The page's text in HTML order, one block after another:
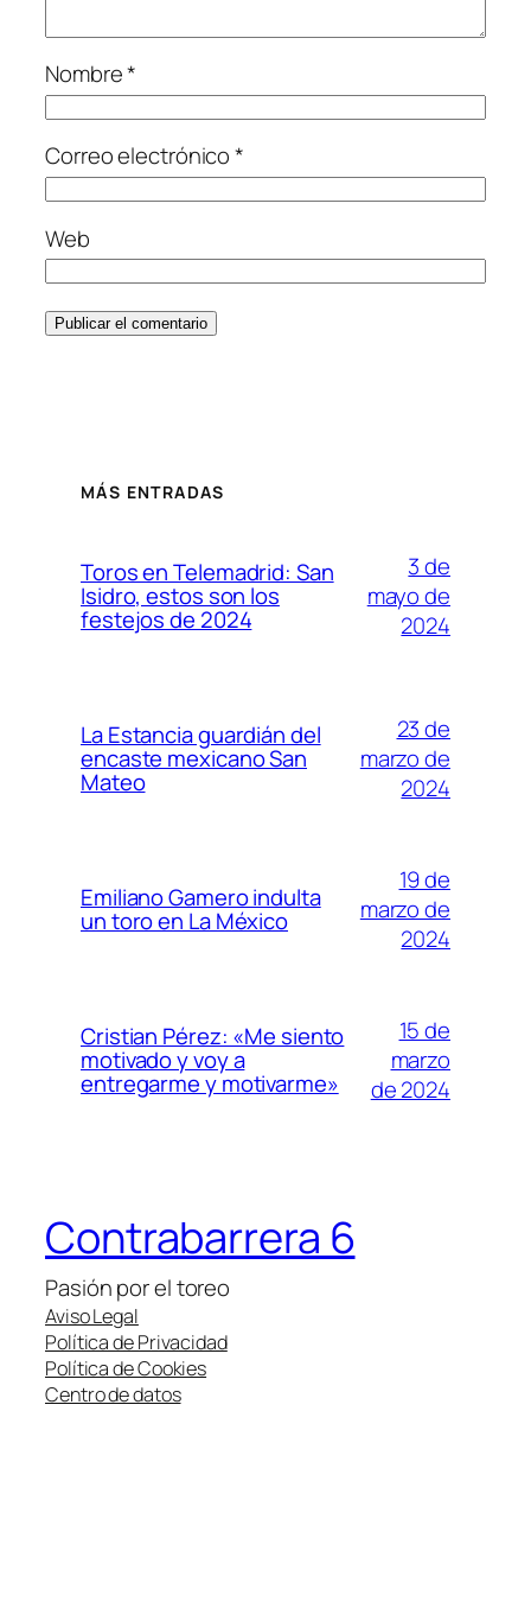
Nombre*
Correo electrónico*
Web
MÁS ENTRADAS
Toros en Telemadrid: San
Isidro, estos son los
festejos de 2024
3 de
mayo de
2024
La Estancia guardián del
encaste mexicano San
Mateo
23 de
marzo de
2024
Emiliano Gamero indulta
un toro en La México
19 de
marzo de
2024
Cristian Pérez: «Me siento
motivado y voy a
entregarme y motivarme»
15 de
marzo
de 2024
Contrabarrera 6
Pasión por el toreo
Aviso Legal
Política de Privacidad
Política de Cookies
Centro de datos